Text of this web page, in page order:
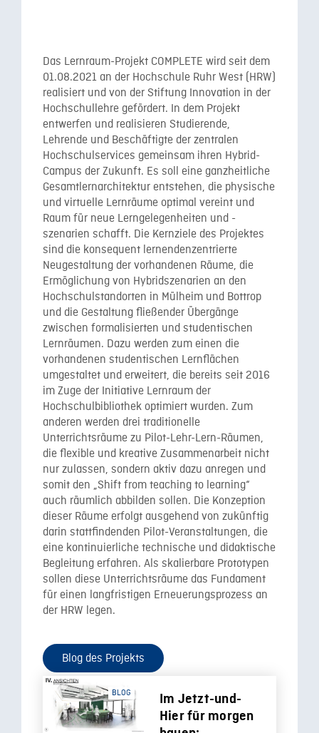
Das Lernraum-Projekt COMPLETE wird seit dem
01.08.2021 an der Hochschule Ruhr West (HRW)
realisiert und von der Stiftung Innovation in der
Hochschullehre gefördert. In dem Projekt
entwerfen und realisieren Studierende,
Lehrende und Beschäftigte der zentralen
Hochschulservices gemeinsam ihren Hybrid-
Campus der Zukunft. Es soll eine ganzheitliche
Gesamtlernarchitektur entstehen, die physische
und virtuelle Lernräume optimal vereint und
Raum für neue Lerngelegenheiten und -
szenarien schafft. Die Kernziele des Projektes
sind die konsequent lernendenzentrierte
Neugestaltung der vorhandenen Räume, die
Ermöglichung von Hybridszenarien an den
Hochschulstandorten in Mülheim und Bottrop
und die Gestaltung fließender Übergänge
zwischen formalisierten und studentischen
Lernräumen. Dazu werden zum einen die
vorhandenen studentischen Lernflächen
umgestaltet und erweitert, die bereits seit 2016
im Zuge der Initiative Lernraum der
Hochschulbibliothek optimiert wurden. Zum
anderen werden drei traditionelle
Unterrichtsräume zu Pilot-Lehr-Lern-Räumen,
die flexible und kreative Zusammenarbeit nicht
nur zulassen, sondern aktiv dazu anregen und
somit den „Shift from teaching to learning“
auch räumlich abbilden sollen. Die Konzeption
dieser Räume erfolgt ausgehend von zukünftig
darin stattfindenden Pilot-Veranstaltungen, die
eine kontinuierliche technische und didaktische
Begleitung erfahren. Als skalierbare Prototypen
sollen diese Unterrichtsräume das Fundament
für einen langfristigen Erneuerungsprozess an
der HRW legen.
Blog des Projekts
BLOG
Im Jetzt-und-
Hier für morgen